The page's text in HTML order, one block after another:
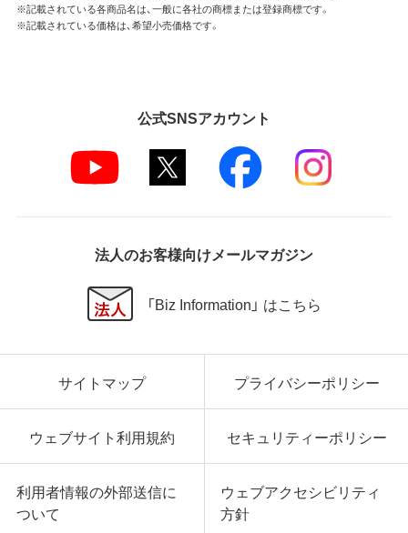
※記載されている各商品名は、一般に各社の商標または登録商標です。
※記載されている価格は、希望小売価格です。
公式SNSアカウント
法人のお客様向けメールマガジン
「Biz Information」 はこちら
サイトマップ プライバシーポリシー
ウェブサイト利用規約 セキュリティーポリシー
利用者情報の外部送信に
ついて
ウェブアクセシビリティ
方針